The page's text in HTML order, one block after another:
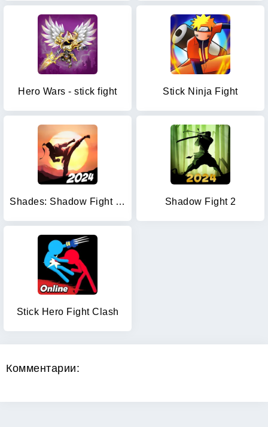
Hero Wars - stick fight Stick Ninja Fight
Shades: Shadow Fight Roguelike Shadow Fight 2
Stick Hero Fight Clash
Комментарии: